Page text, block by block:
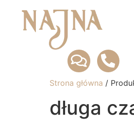
Strona główna /
długa